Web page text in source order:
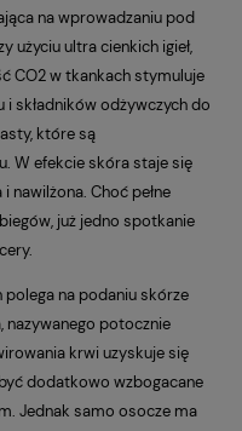
na wprowadzaniu pod
użyciu ultra cienkich igieł,
CO2 w tkankach stymuluje
i składników odżywczych do
które są
W efekcie skóra staje się
nawilżona. Choć pełne
już jedno spotkanie
polega na podaniu skórze
nazywanego potocznie
krwi uzyskuje się
dodatkowo wzbogacane
Jednak samo osocze ma